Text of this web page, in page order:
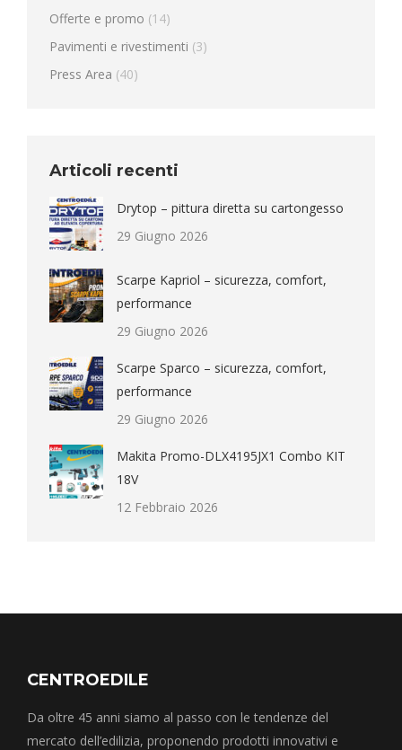
Offerte e promo (14)
Pavimenti e rivestimenti (3)
Press Area (40)
Articoli recenti
Drytop – pittura diretta su cartongesso
29 Giugno 2026
Scarpe Kapriol – sicurezza, comfort,
performance
29 Giugno 2026
Scarpe Sparco – sicurezza, comfort,
performance
29 Giugno 2026
Makita Promo-DLX4195JX1 Combo KIT
18V
12 Febbraio 2026
CENTROEDILE
Da oltre 45 anni siamo al passo con le tendenze del
mercato dell’edilizia, proponendo prodotti innovativi e